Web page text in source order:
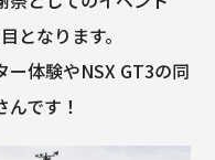
となります。
体験やNSX GT3の同
です！